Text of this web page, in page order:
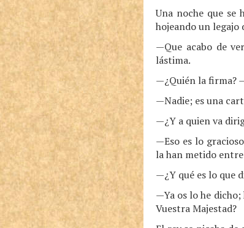
Una noche que se
hojeando un legajo
—Que acabo de
lástima.
—¿Quién la firma?
—Nadie; es una
—¿Y a quien va
—Eso es lo
la han metido
—¿Y qué es lo que
—Ya os lo he
Vuestra Majestad?